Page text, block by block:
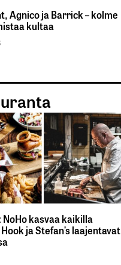
Agnico ja Barrick – kolme
kultaa
NoHo kasvaa kaikilla
ja Stefan’s laajentavat